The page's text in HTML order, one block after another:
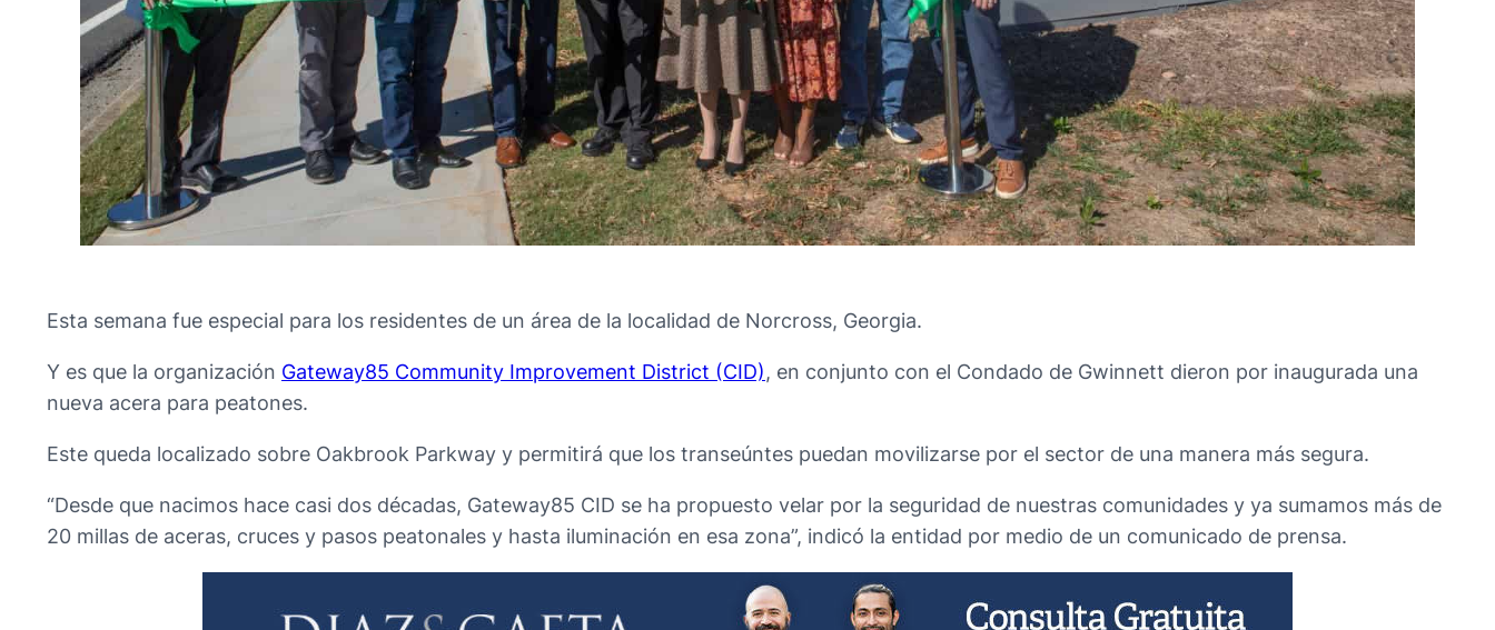
Esta semana fue especial para los residentes de un área de la localidad de Norcross, Georgia.
Y es que la organización Gateway85 Community Improvement District (CID), en conjunto con el Condado de Gwinnett dieron por inaugurada una
nueva acera para peatones.
Este queda localizado sobre Oakbrook Parkway y permitirá que los transeúntes puedan movilizarse por el sector de una manera más segura.
“Desde que nacimos hace casi dos décadas, Gateway85 CID se ha propuesto velar por la seguridad de nuestras comunidades y ya sumamos más de
20 millas de aceras, cruces y pasos peatonales y hasta iluminación en esa zona”, indicó la entidad por medio de un comunicado de prensa.